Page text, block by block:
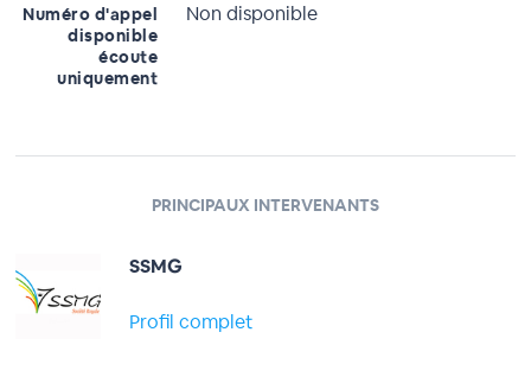
Numéro d'appel
disponible
écoute
uniquement
Non disponible
PRINCIPAUX INTERVENANTS
SSMG
Profil complet